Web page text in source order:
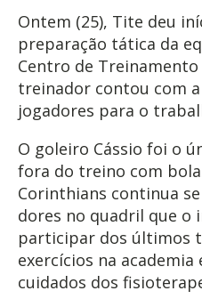
Ontem (25), Tite deu
preparação tática da
Centro de Treinamento
treinador contou com
jogadores para o
O goleiro Cássio foi o
fora do treino com
Corinthians continua
dores no quadril que o
participar dos últimos
exercícios na
cuidados dos